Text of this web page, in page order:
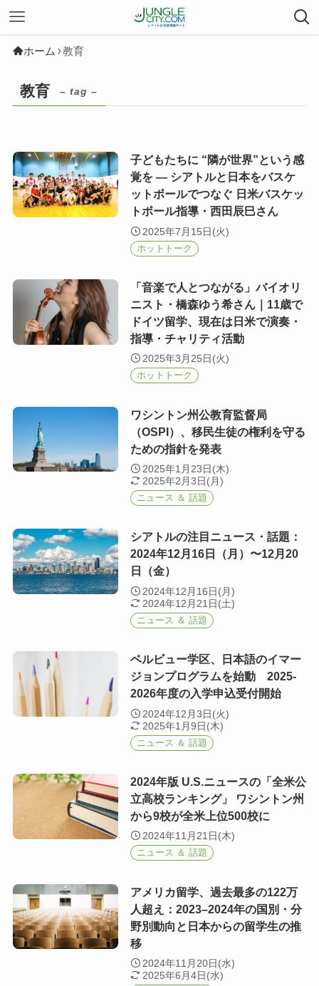
ホーム 教育
教育 – tag –
子どもたちに “隣が世界”という感
覚を ― シアトルと日本をバスケ
ットボールでつなぐ 日米バスケッ
トボール指導・西田辰巳さん
2025年7月15日(火)
ホットトーク
「音楽で人とつながる」バイオリ
ニスト・橋森ゆう希さん｜11歳で
ドイツ留学、現在は日米で演奏・
指導・チャリティ活動
2025年3月25日(火)
ホットトーク
ワシントン州公教育監督局
（OSPI）、移民生徒の権利を守る
ための指針を発表
2025年1月23日(木)
2025年2月3日(月)
ニュース ＆ 話題
シアトルの注目ニュース・話題：
2024年12月16日（月）〜12月20
日（金）
2024年12月16日(月)
2024年12月21日(土)
ニュース ＆ 話題
ベルビュー学区、日本語のイマー
ジョンプログラムを始動 2025-
2026年度の入学申込受付開始
2024年12月3日(火)
2025年1月9日(木)
ニュース ＆ 話題
2024年版 U.S.ニュースの「全米公
立高校ランキング」 ワシントン州
から9校が全米上位500校に
2024年11月21日(木)
ニュース ＆ 話題
アメリカ留学、過去最多の122万
人超え：2023–2024年の国別・分
野別動向と日本からの留学生の推
移
2024年11月20日(水)
2025年6月4日(水)